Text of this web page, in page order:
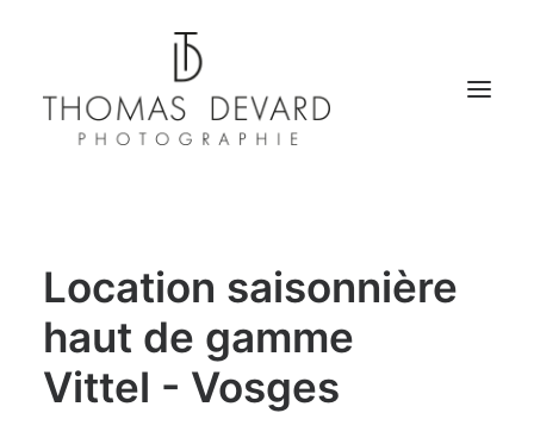
PORTFOLIO
PACKSHOT E-COMMERCE
CHALETS
HÔTELLERIE
Location saisonnière
haut de gamme
Vittel - Vosges